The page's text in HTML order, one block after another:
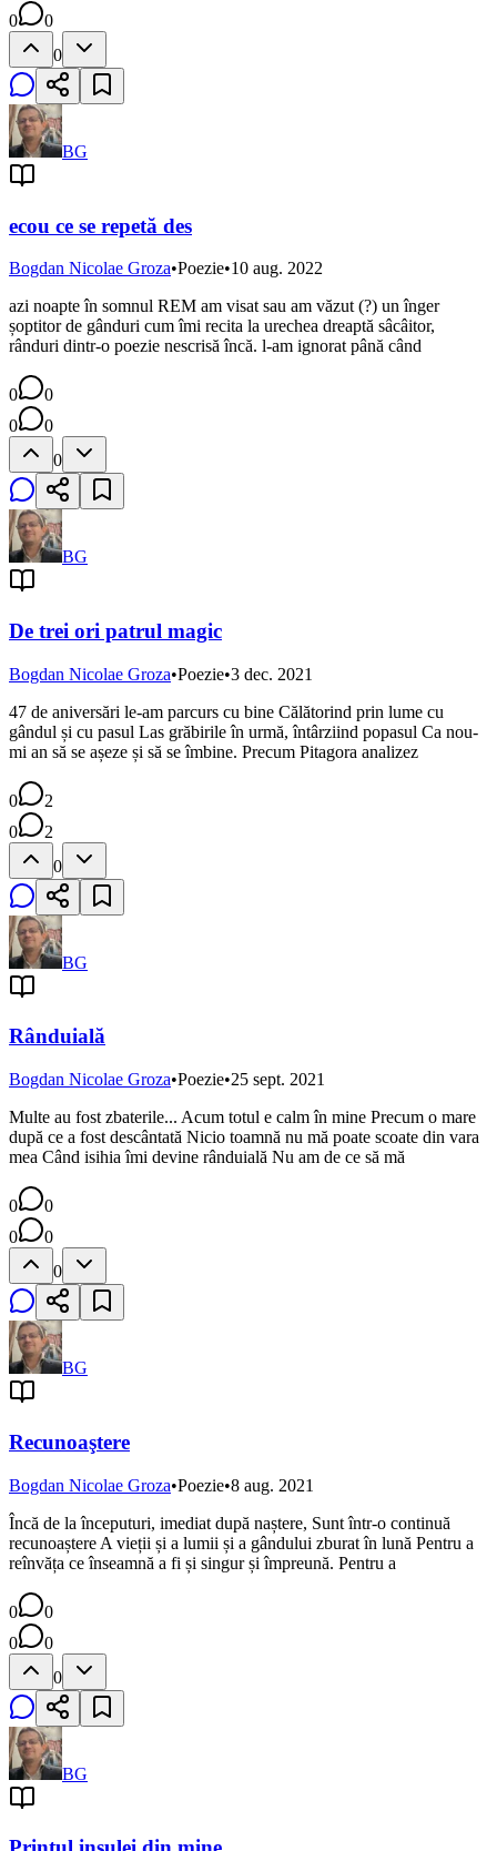
0
0
0
BG
ecou ce se repetă des
Bogdan Nicolae Groza•Poezie•10 aug. 2022
azi noapte în somnul REM am visat sau am văzut (?) un înger
șoptitor de gânduri cum îmi recita la urechea dreaptă sâcâitor,
rânduri dintr-o poezie nescrisă încă. l-am ignorat până când
0
0
0
0
0
BG
De trei ori patrul magic
Bogdan Nicolae Groza•Poezie•3 dec. 2021
47 de aniversări le-am parcurs cu bine Călătorind prin lume cu
gândul și cu pasul Las grăbirile în urmă, întârziind popasul Ca nou-
mi an să se așeze și să se îmbine. Precum Pitagora analizez
0
2
0
2
0
BG
Rânduială
Bogdan Nicolae Groza•Poezie•25 sept. 2021
Multe au fost zbaterile... Acum totul e calm în mine Precum o mare
după ce a fost descântată Nicio toamnă nu mă poate scoate din vara
mea Când isihia îmi devine rânduială Nu am de ce să mă
0
0
0
0
0
BG
Recunoaştere
Bogdan Nicolae Groza•Poezie•8 aug. 2021
Încă de la începuturi, imediat după naștere, Sunt într-o continuă
recunoaștere A vieții și a lumii și a gândului zburat în lună Pentru a
reînvăța ce înseamnă a fi și singur și împreună. Pentru a
0
0
0
0
0
BG